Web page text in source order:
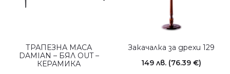
ТРАПЕЗНА МАСА
DAMIAN – БЯЛ OUT –
КЕРАМИКА
Закачалка за дрехи 129
149 лв. (76.39 €)